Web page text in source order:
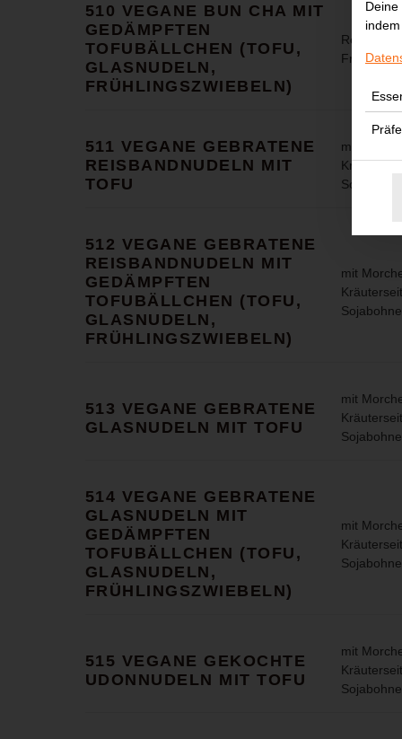
510 VEGANE BUN CHA MIT
GEDÄMPFTEN
TOFUBÄLLCHEN (TOFU,
GLASNUDELN,
FRÜHLINGSZWIEBELN)
511 VEGANE GEBRATENE
REISBANDNUDELN MIT
TOFU
mit
Sojabohnen
512 VEGANE GEBRATENE
REISBANDNUDELN MIT
GEDÄMPFTEN
TOFUBÄLLCHEN (TOFU,
GLASNUDELN,
FRÜHLINGSZWIEBELN)
mit
513 VEGANE GEBRATENE
GLASNUDELN MIT TOFU
mit
514 VEGANE GEBRATENE
GLASNUDELN MIT
GEDÄMPFTEN
TOFUBÄLLCHEN (TOFU,
GLASNUDELN,
FRÜHLINGSZWIEBELN)
mit
515 VEGANE GEKOCHTE
UDONNUDELN MIT TOFU
mit